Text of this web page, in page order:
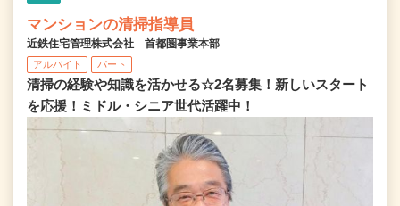
マンションの清掃指導員
近鉄住宅管理株式会社 首都圏事業本部
アルバイト パート
清掃の経験や知識を活かせる☆2名募集！新しいスタート
を応援！ミドル・シニア世代活躍中！